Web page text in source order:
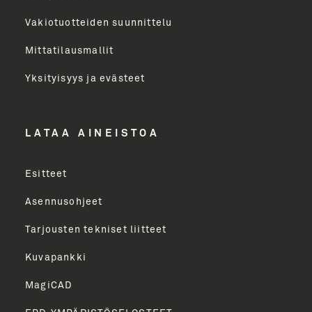
LÄHETÄ
Vakiotuotteiden suunnittelu
Mittatilausmallit
Yksityisyys ja evästeet
LATAA AINEISTOA
Esitteet
Asennusohjeet
Tarjousten tekniset liitteet
Kuvapankki
MagiCAD